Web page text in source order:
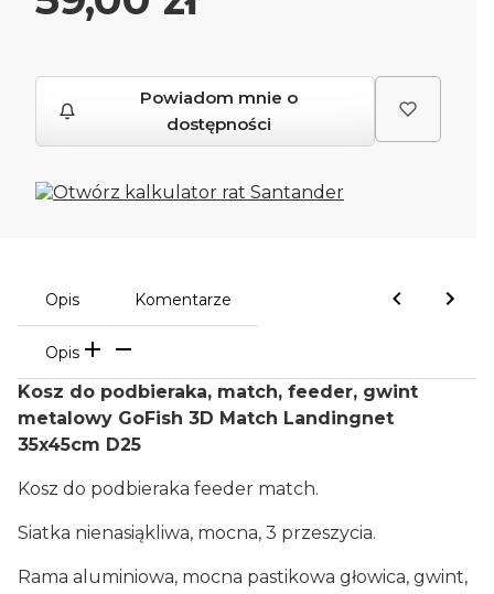
Powiadom mnie o
dostępności
Opis Komentarze
Opis
Kosz do podbieraka, match, feeder, gwint
metalowy GoFish 3D Match Landingnet
35x45cm D25
Kosz do podbieraka feeder match.
Siatka nienasiąkliwa, mocna, 3 przeszycia.
Rama aluminiowa, mocna pastikowa głowica, gwint,